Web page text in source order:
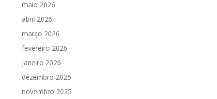
maio 2026
abril 2026
março 2026
fevereiro 2026
janeiro 2026
dezembro 2025
novembro 2025